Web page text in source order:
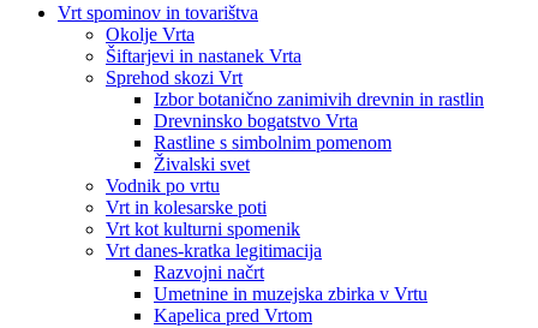
Vrt spominov in tovarištva
Okolje Vrta
Šiftarjevi in nastanek Vrta
Sprehod skozi Vrt
Izbor botanično zanimivih drevnin in rastlin
Drevninsko bogatstvo Vrta
Rastline s simbolnim pomenom
Živalski svet
Vodnik po vrtu
Vrt in kolesarske poti
Vrt kot kulturni spomenik
Vrt danes-kratka legitimacija
Razvojni načrt
Umetnine in muzejska zbirka v Vrtu
Kapelica pred Vrtom